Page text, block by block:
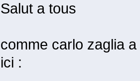
Salut a tous
comme carlo zaglia
ici :